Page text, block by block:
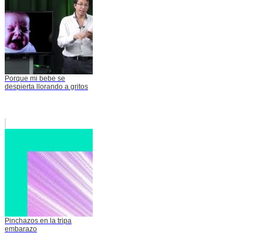
Porque mi bebe se
despierta llorando a gritos
Pinchazos en la tripa
embarazo